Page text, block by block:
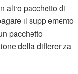
altro pacchetto di
il supplemento
pacchetto
della differenza